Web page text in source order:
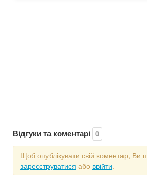
Відгуки та коментарі 0
Щоб опублікувати свій коментар, Ви
зареєструватися або ввійти.